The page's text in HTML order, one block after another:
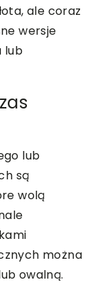
ale coraz
wersje
lub
lub
są
wolą
można
owalną.